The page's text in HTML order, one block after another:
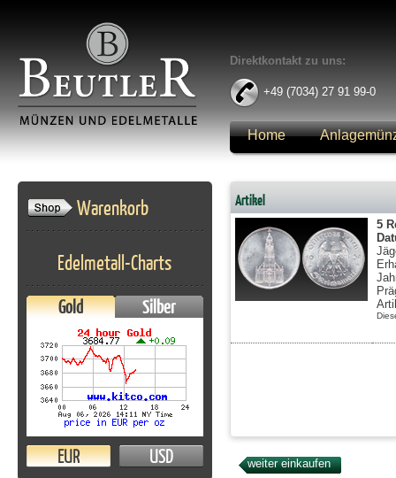
Direktkontakt zu uns:
+49 (7034) 27 91 99-0
Home
Warenkorb
Edelmetall-Charts
Gold Silber
EUR USD
Artikel
5